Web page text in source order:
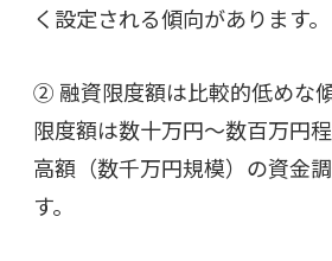
く設定される傾向があります。
② 融資限度額は比較的低めな
限度額は数十万円～数百万円
高額（数千万円規模）の資金
す。